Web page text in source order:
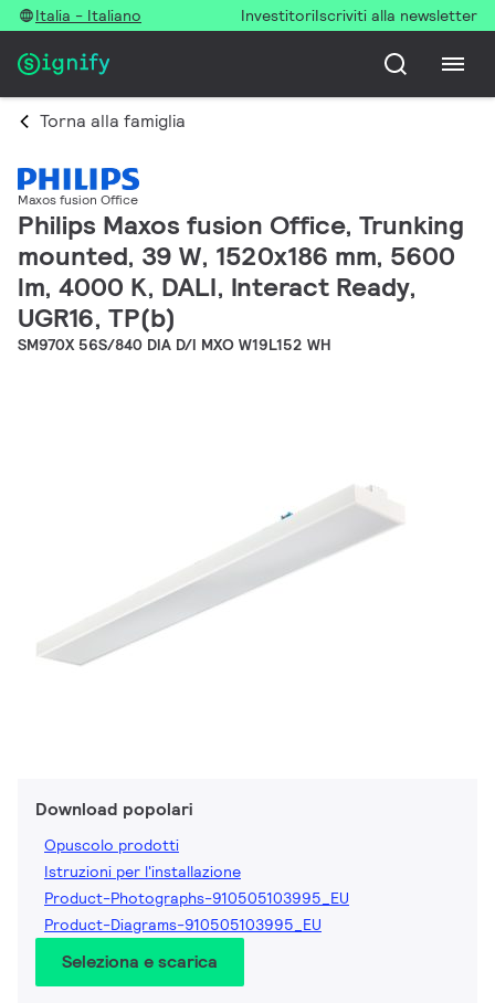
Italia - Italiano InvestitoriIscriviti alla newsletter
Torna alla famiglia
Maxos fusion Office
Philips Maxos fusion Office, Trunking
mounted, 39 W, 1520x186 mm, 5600
lm, 4000 K, DALI, Interact Ready,
UGR16, TP(b)
SM970X 56S/840 DIA D/I MXO W19L152 WH
Download popolari
Opuscolo prodotti
Istruzioni per l'installazione
Product-Photographs-910505103995_EU
Product-Diagrams-910505103995_EU
Seleziona e scarica